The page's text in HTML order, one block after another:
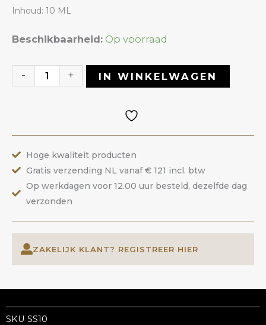
Inhoud: 10 ML
Beschikbaarheid: Op voorraad
-
Gelpolish
Summer
+ IN WINKELWAGEN
Hoge kwaliteit producten
Gratis verzending NL vanaf € 121 incl. btw
Op werkdagen voor 12.00 uur besteld, dezelfde dag
verzonden
ZAKELIJK KLANT? REGISTREER HIER
SKU SS10